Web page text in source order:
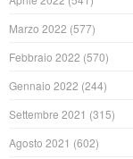
Marzo 2022 (577)
Febbraio 2022 (570)
Gennaio 2022 (244)
Settembre 2021 (315)
Agosto 2021 (602)